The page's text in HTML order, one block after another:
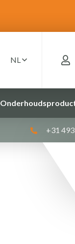
NL
+31